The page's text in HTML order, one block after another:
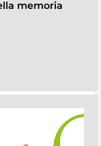
memoria